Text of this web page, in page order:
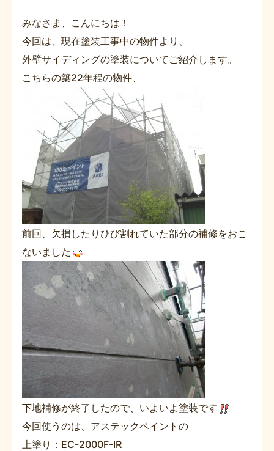
みなさま、こんにちは！
今回は、現在塗装工事中の物件より、
外壁サイディングの塗装についてご紹介します。
こちらの築22年程の物件、
前回、欠損したりひび割れていた部分の補修をおこ
ないました
下地補修が終了したので、いよいよ塗装です
今回使うのは、アステックペイントの
上塗り：EC-2000F-IR